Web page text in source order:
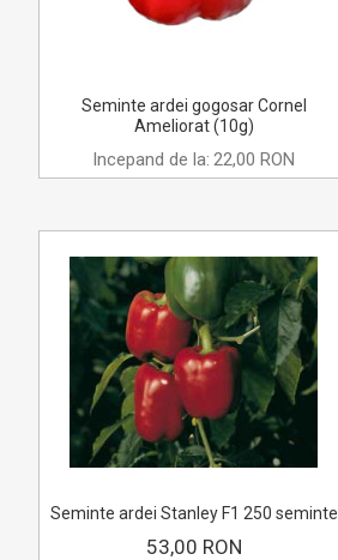
Seminte ardei gogosar Cornel
Ameliorat (10g)
Incepand de la: 22,00 RON
Seminte ardei Stanley F1 250 seminte
53,00 RON